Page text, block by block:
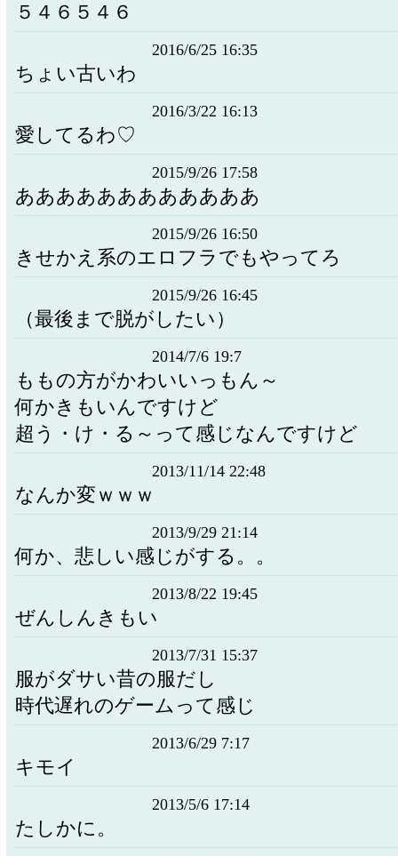
５４６５４６
2016/6/25 16:35
ちょい古いわ
2016/3/22 16:13
愛してるわ♡
2015/9/26 17:58
ああああああああああああ
2015/9/26 16:50
きせかえ系のエロフラでもやってろ
2015/9/26 16:45
（最後まで脱がしたい）
2014/7/6 19:7
ももの方がかわいいっもん～
何かきもいんですけど
超う・け・る～って感じなんですけど
2013/11/14 22:48
なんか変ｗｗｗ
2013/9/29 21:14
何か、悲しい感じがする。。
2013/8/22 19:45
ぜんしんきもい
2013/7/31 15:37
服がダサい昔の服だし
時代遅れのゲームって感じ
2013/6/29 7:17
キモイ
2013/5/6 17:14
たしかに。